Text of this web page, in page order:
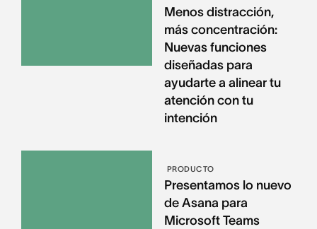
Menos distracción,
más concentración:
Nuevas funciones
diseñadas para
ayudarte a alinear tu
atención con tu
intención
PRODUCTO
Presentamos lo nuevo
de Asana para
Microsoft Teams